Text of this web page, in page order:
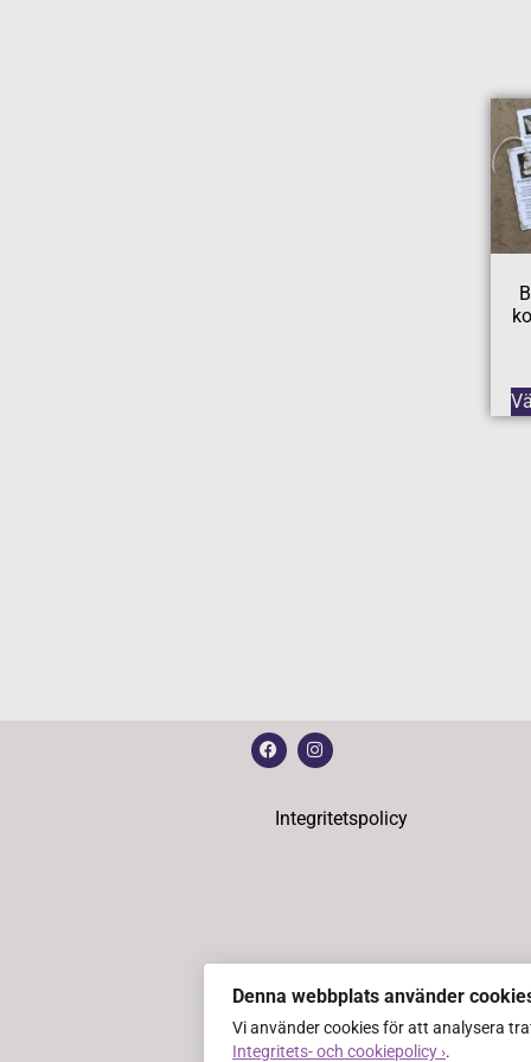
Integritetspolicy
Denna webbplats använder
Vi använder cookies för att analysera
Integritets- och cookiepolicy ›.